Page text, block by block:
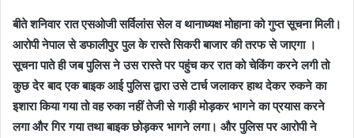
बीते शनिवार रात एसओजी सर्विलांस सेल व थानाध्यक्ष मोहाना को गुप्त सूचना मिली।
आरोपी नेपाल से डफालीपुर पुल के रास्ते सिकरी बाजार की तरफ से जाएगा ।
सूचना पाते ही जब पुलिस ने उस रास्ते पर पहुंच कर रात को चेकिंग करने लगी तो
कुछ देर बाद एक बाइक आई पुलिस द्वारा उसे टार्च जलाकर हाथ देकर रुकने का
इशारा किया गया तो वह रुका नहीं तेजी से गाड़ी मोड़कर भागने का प्रयास करने
लगा और गिर गया तथा बाइक छोड़कर भागने लगा। और पुलिस पर आरोपी ने